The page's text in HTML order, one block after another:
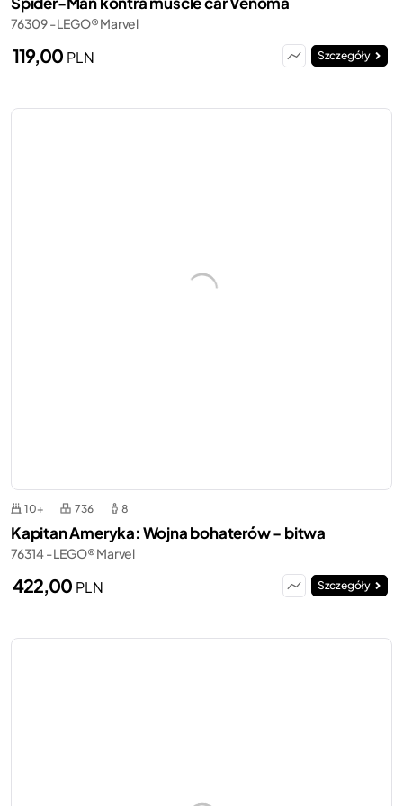
76309 - LEGO® Marvel
119,00 PLN Szczegóły
10+ 736 8
Kapitan Ameryka: Wojna bohaterów - bitwa
76314 - LEGO® Marvel
422,00 PLN Szczegóły